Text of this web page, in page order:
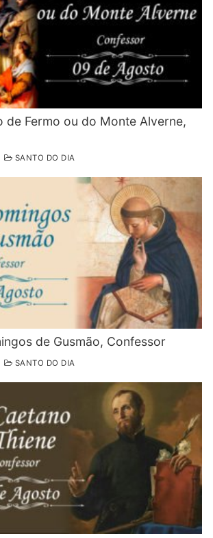
de Fermo ou do Monte Alverne,
SANTO DO DIA
de Gusmão, Confessor
SANTO DO DIA